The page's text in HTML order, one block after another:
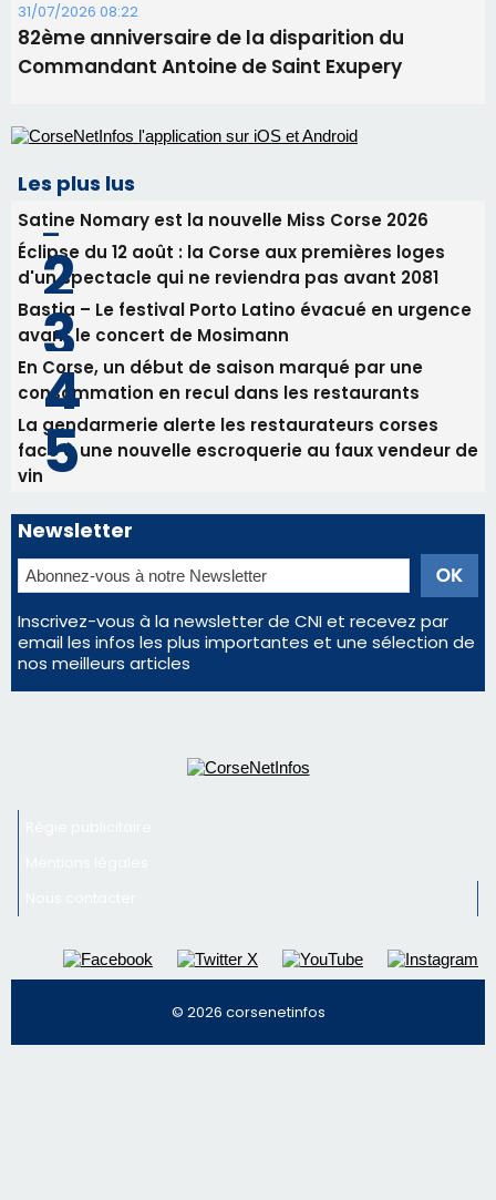
31/07/2026 08:22
82ème anniversaire de la disparition du
Commandant Antoine de Saint Exupery
Les plus lus
Satine Nomary est la nouvelle Miss Corse 2026
Éclipse du 12 août : la Corse aux premières loges
d'un spectacle qui ne reviendra pas avant 2081
Bastia – Le festival Porto Latino évacué en urgence
avant le concert de Mosimann
En Corse, un début de saison marqué par une
consommation en recul dans les restaurants
La gendarmerie alerte les restaurateurs corses
face à une nouvelle escroquerie au faux vendeur de
vin
Newsletter
Inscrivez-vous à la newsletter de CNI et recevez par
email les infos les plus importantes et une sélection de
nos meilleurs articles
© 2026 corsenetinfos